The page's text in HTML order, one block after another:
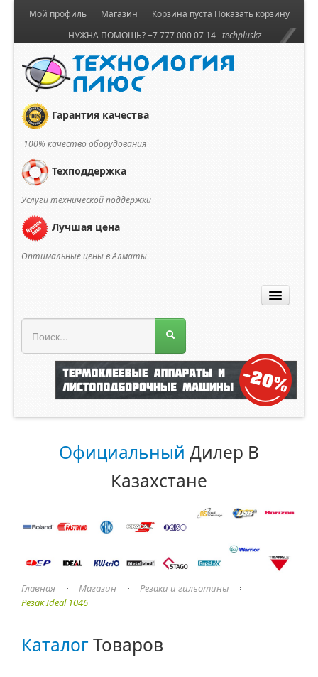
Корзина пуста Показать корзину
Мой профиль
Магазин
НУЖНА ПОМОЩЬ? +7 777 000 07 14 techpluskz
Гарантия качества
100% качество оборудования
Техподдержка
Услуги технической поддержки
Лучшая цена
Оптимальные цены в Алматы
Официальный Дилер В
Казахстане
Главная Магазин
Резаки и гильотины
Резак Ideal 1046
КаталогТоваров